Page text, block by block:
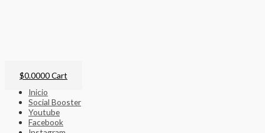
$0.0000Cart
Inicio
Social Booster
Youtube
Facebook